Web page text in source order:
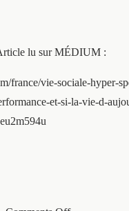
lu sur MÉDIUM :
france/vie-sociale-hyper-
et-si-la-vie-d-